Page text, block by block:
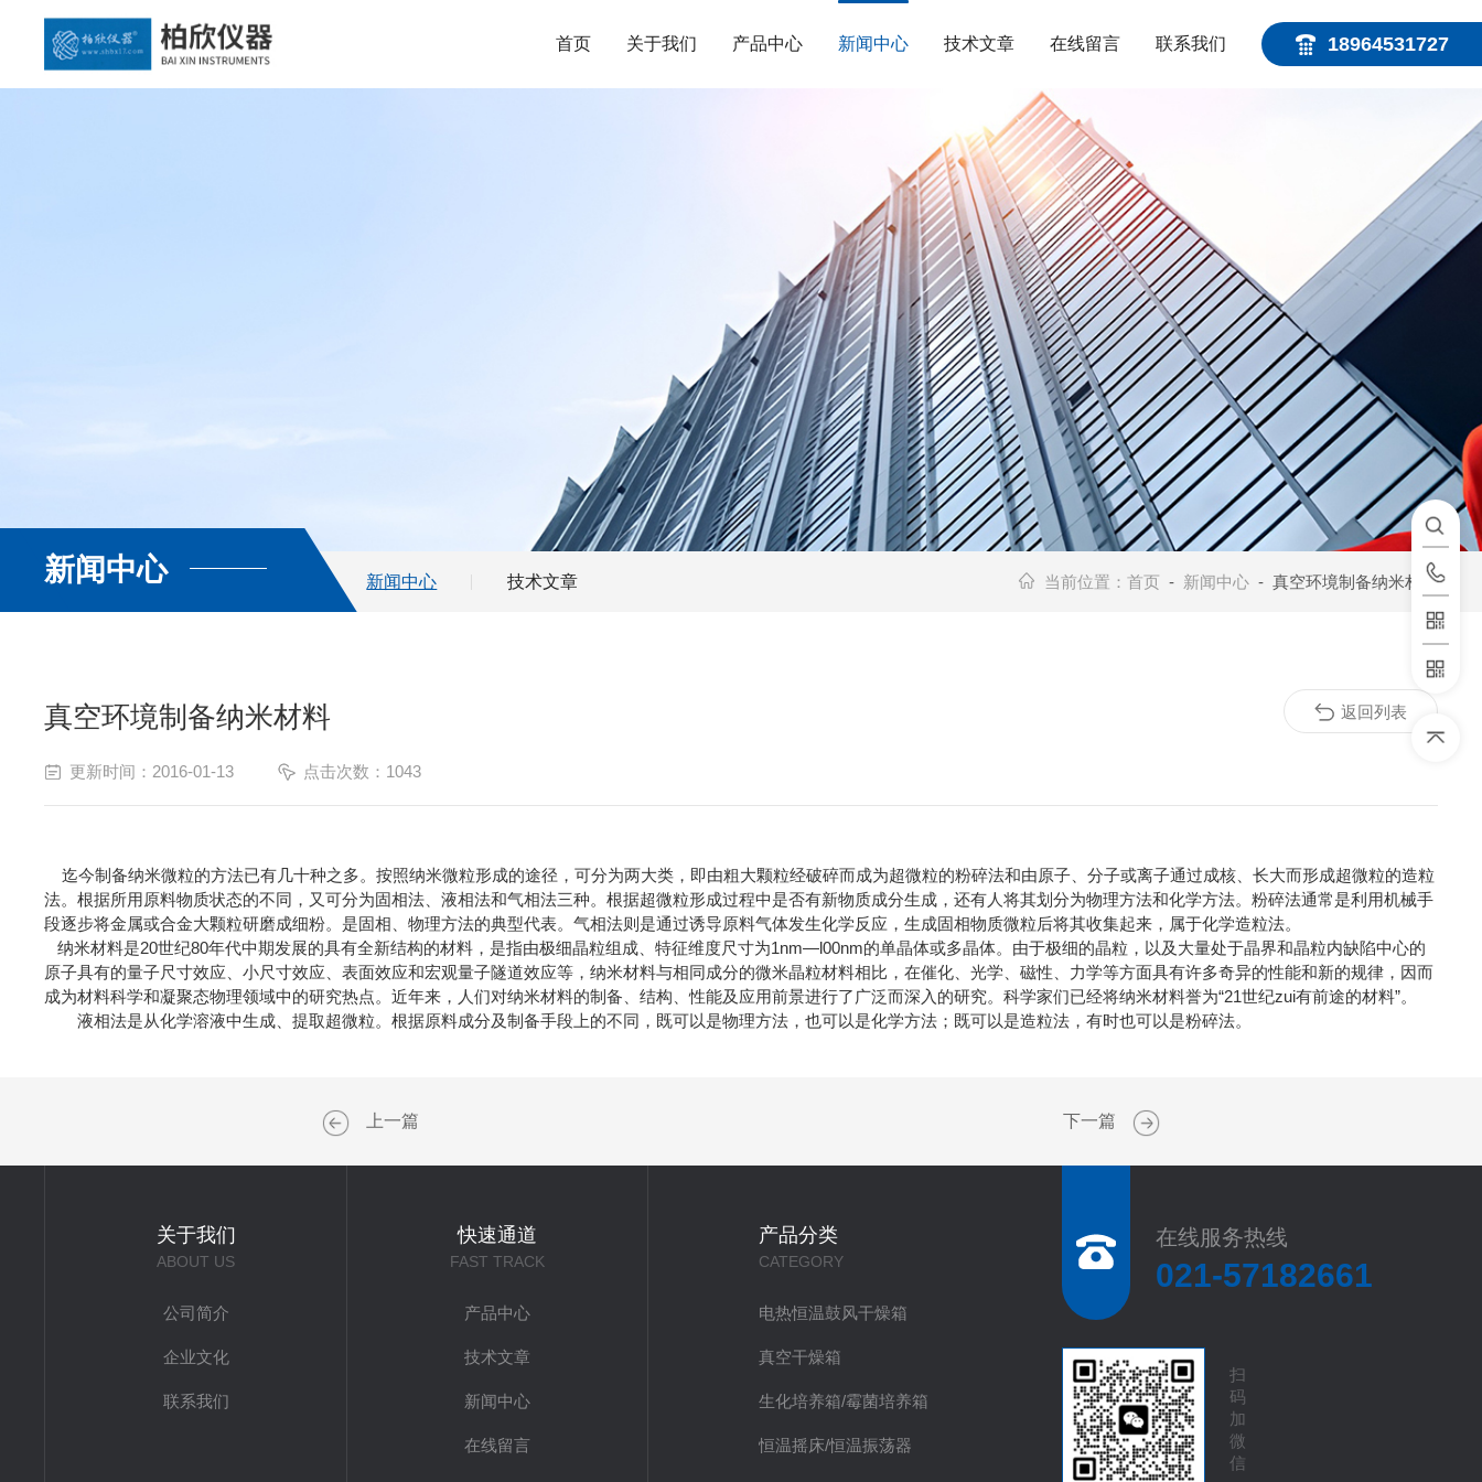
18964531727
首页 关于我们 产品中心 新闻中心 技术文章 在线留言 联系我们
新闻中心 新闻中心 技术文章 当前位置： 首页 - 新闻中心- 真空环境制备纳米材料
真空环境制备纳米材料
更新时间：2016-01-13 点击次数：1043
迄今制备纳米微粒的方法已有几十种之多。按照纳米微粒形成的途径，可分为两大类，即由粗大颗粒经破碎而成为超微粒的粉碎法和由原子、分子或离子通过成核、长大而形成超微粒的造粒
法。根据所用原料物质状态的不同，又可分为固相法、液相法和气相法三种。根据超微粒形成过程中是否有新物质成分生成，还有人将其划分为物理方法和化学方法。粉碎法通常是利用机械手
段逐步将金属或合金大颗粒研磨成细粉。是固相、物理方法的典型代表。气相法则是通过诱导原料气体发生化学反应，生成固相物质微粒后将其收集起来，属于化学造粒法。
纳米材料是20世纪80年代中期发展的具有全新结构的材料，是指由极细晶粒组成、特征维度尺寸为1nm—l00nm的单晶体或多晶体。由于极细的晶粒，以及大量处于晶界和晶粒内缺陷中心的
原子具有的量子尺寸效应、小尺寸效应、表面效应和宏观量子隧道效应等，纳米材料与相同成分的微米晶粒材料相比，在催化、光学、磁性、力学等方面具有许多奇异的性能和新的规律，因而
成为材料科学和凝聚态物理领域中的研究热点。近年来，人们对纳米材料的制备、结构、性能及应用前景进行了广泛而深入的研究。科学家们已经将纳米材料誉为“21世纪zui有前途的材料”。
液相法是从化学溶液中生成、提取超微粒。根据原料成分及制备手段上的不同，既可以是物理方法，也可以是化学方法；既可以是造粒法，有时也可以是粉碎法。
返回列表
上一篇 下一篇
关于我们
ABOUT US
公司简介
企业文化
联系我们
快速通道
FAST TRACK
产品中心
技术文章
新闻中心
在线留言
产品分类
CATEGORY
电热恒温鼓风干燥箱
真空干燥箱
生化培养箱/霉菌培养箱
恒温摇床/恒温振荡器
在线服务热线
021-57182661
扫
码
加
微
信